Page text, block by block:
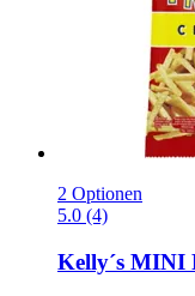
2 Optionen
5.0 (4)
Kelly´s MINI